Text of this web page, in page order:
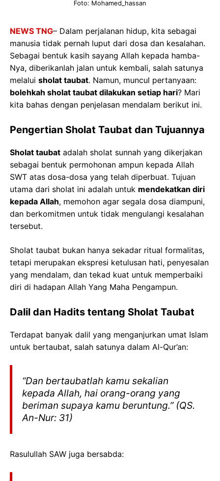
Foto: Mohamed_hassan
NEWS TNG– Dalam perjalanan hidup, kita sebagai
manusia tidak pernah luput dari dosa dan kesalahan.
Sebagai bentuk kasih sayang Allah kepada hamba-
Nya, diberikanlah jalan untuk kembali, salah satunya
melalui sholat taubat. Namun, muncul pertanyaan:
bolehkah sholat taubat dilakukan setiap hari? Mari
kita bahas dengan penjelasan mendalam berikut ini.
Pengertian Sholat Taubat dan Tujuannya
Sholat taubat adalah sholat sunnah yang dikerjakan
sebagai bentuk permohonan ampun kepada Allah
SWT atas dosa-dosa yang telah diperbuat. Tujuan
utama dari sholat ini adalah untuk mendekatkan diri
kepada Allah, memohon agar segala dosa diampuni,
dan berkomitmen untuk tidak mengulangi kesalahan
tersebut.
Sholat taubat bukan hanya sekadar ritual formalitas,
tetapi merupakan ekspresi ketulusan hati, penyesalan
yang mendalam, dan tekad kuat untuk memperbaiki
diri di hadapan Allah Yang Maha Pengampun.
Dalil dan Hadits tentang Sholat Taubat
Terdapat banyak dalil yang menganjurkan umat Islam
untuk bertaubat, salah satunya dalam Al-Qur’an:
“Dan bertaubatlah kamu sekalian
kepada Allah, hai orang-orang yang
beriman supaya kamu beruntung.” (QS.
An-Nur: 31)
Rasulullah SAW juga bersabda: